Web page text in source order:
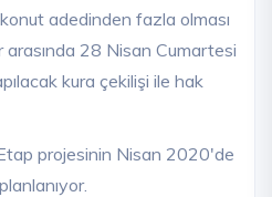
adedinden fazla olması
28 Nisan Cumartesi
kura çekilişi ile hak
projesinin Nisan 2020'de